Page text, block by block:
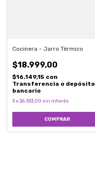
Cocinera - Jarro Térmico
$18.999,00
$16.149,15 con
Transferencia o depósito
bancario
3x $6.333,00 sin interés